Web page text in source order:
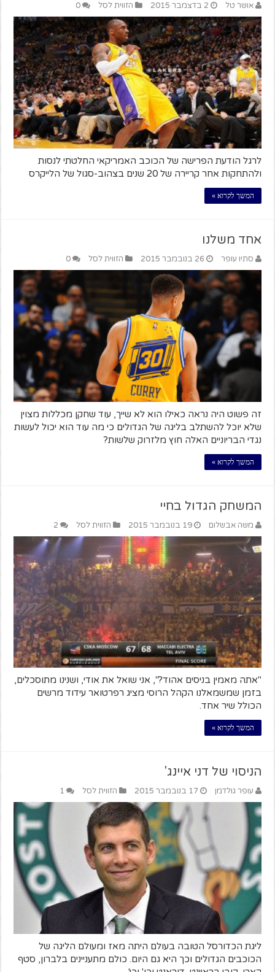
אושר טל 2 בדצמבר 2015 הזווית לסל 0
לרגל הודעת הפרישה של הכוכב האמריקאי החלטתי לנסות
ולהתחקות אחר קריירה של 20 שנים בצהוב-סגול של הלייקרס
המשך לקרוא »
אחד משלנו
סתיו עופר 26 בנובמבר 2015 הזווית לסל 0
זה פשוט היה נראה כאילו הוא לא שייך, עוד שחקן מכללות מצוין
שלא יוכל להשתלב בליגה של הגדולים כי מה עוד הוא יכול לעשות
נגדי הבריוניים האלה חוץ מלזרוק שלשות?
המשך לקרוא »
המשחק הגדול בחיי
משה אבשלום 19 בנובמבר 2015 הזווית לסל 2
"אתה מאמין בניסים אהוד?", אני שואל את אודי, ושנינו מתוסכלים,
בזמן שמשמאלנו הקהל הרוסי מציג רפרטואר עידוד מרשים
הכולל שיר אחד.
המשך לקרוא »
הניסוי של דני איינג'
עופר גולדמן 17 בנובמבר 2015 הזווית לסל 1
ליגת הכדורסל הטובה בעולם היתה מאז ומעולם הליגה של
הכוכבים הגדולים וכך היא גם היום. כולם מתעניינים בלברון, סטף